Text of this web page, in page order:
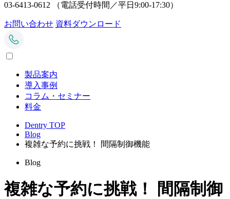
03-6413-0612 （電話受付時間／平日9:00-17:30）
お問い合わせ 資料ダウンロード
製品案内
導入事例
コラム・セミナー
料金
Dentry TOP
Blog
複雑な予約に挑戦！ 間隔制御機能
Blog
複雑な予約に挑戦！ 間隔制御